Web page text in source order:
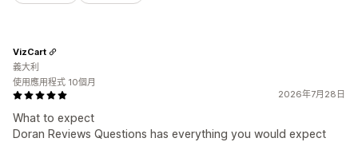
2026年7月28日
What to expect
Doran Reviews Questions has everything you would expect
VizCart
義大利
使用應用程式 10個月